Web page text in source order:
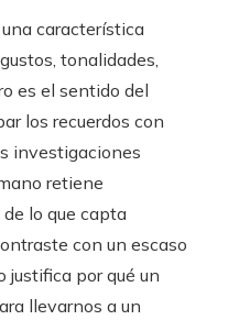
característica
tonalidades,
es el sentido del
los recuerdos con
investigaciones
retiene
lo que capta
con un escaso
justifica por qué un
llevarnos a un